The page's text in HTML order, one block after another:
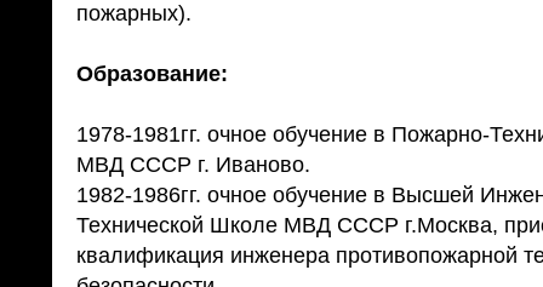
пожарных).
Образование:
1978-1981гг. очное обучение в Пожарно-
МВД СССР г. Иваново.
1982-1986гг. очное обучение в Высшей
Технической Школе МВД СССР г.Москва,
квалификация инженера противопожарной